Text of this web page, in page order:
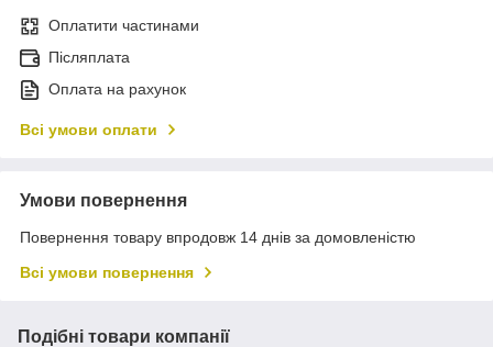
Оплатити частинами
Післяплата
Оплата на рахунок
Всі умови оплати
Умови повернення
Повернення товару впродовж 14 днів за домовленістю
Всі умови повернення
Подібні товари компанії